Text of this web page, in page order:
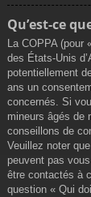
Qu’est-ce
La COPPA (pour
des États-Unis
potentiellement
ans un
concernés. Si
mineurs âgés de
conseillons de
Veuillez noter
peuvent pas
être contactés à
question « Qui